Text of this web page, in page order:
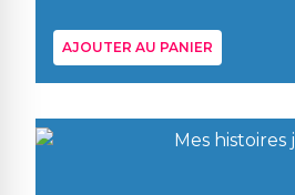
AJOUTER AU PANIER